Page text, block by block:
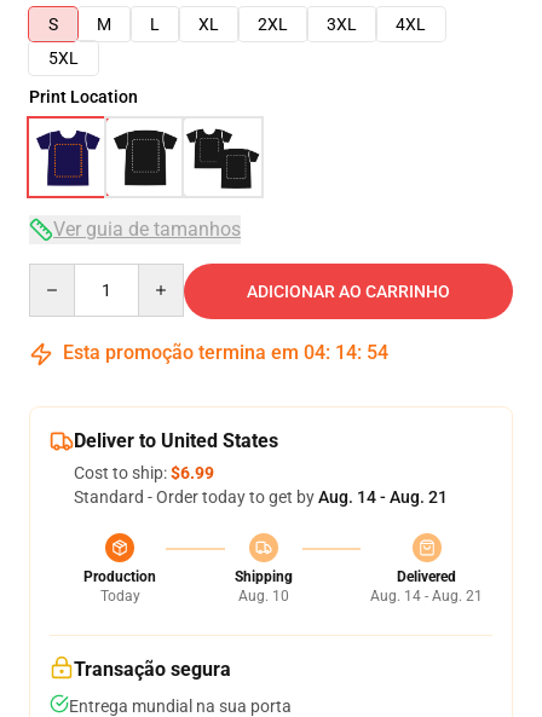
S
M L XL 2XL 3XL
4XL
5XL
Print Location
Ver guia de tamanhos
ADICIONAR AO CARRINHO
Esta promoção termina em 04: 14: 53
Deliver to United States
Cost to ship:$6.99
Standard - Order today to get byAug. 14 - Aug. 21
Production
Today
Shipping
Aug. 10
Delivered
Aug. 14 - Aug. 21
Transação segura
Entrega mundial na sua porta